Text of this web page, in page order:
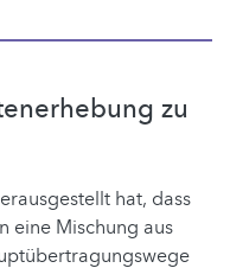
zu
hat, dass
eine Mischung aus